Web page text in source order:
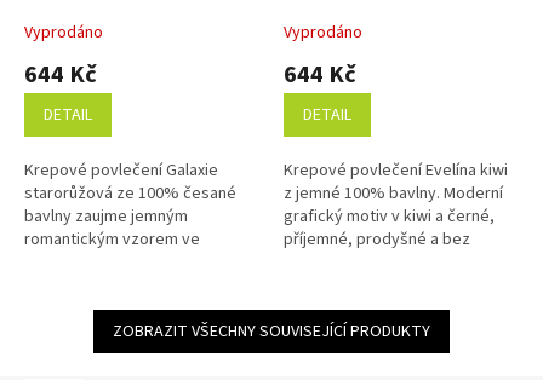
Vyprodáno
644 Kč
DETAIL
Krepové povlečení Galaxie
starorůžová ze 100% česané
bavlny zaujme jemným
romantickým vzorem ve
žehlení a zajišťuje snadnou...
Vyprodáno
644 Kč
DETAIL
Krepové povlečení Evelína kiwi
z jemné 100% bavlny. Moderní
grafický motiv v kiwi a černé,
příjemné, prodyšné a bez
ZOBRAZIT VŠECHNY SOUVISEJÍCÍ PRODUKTY